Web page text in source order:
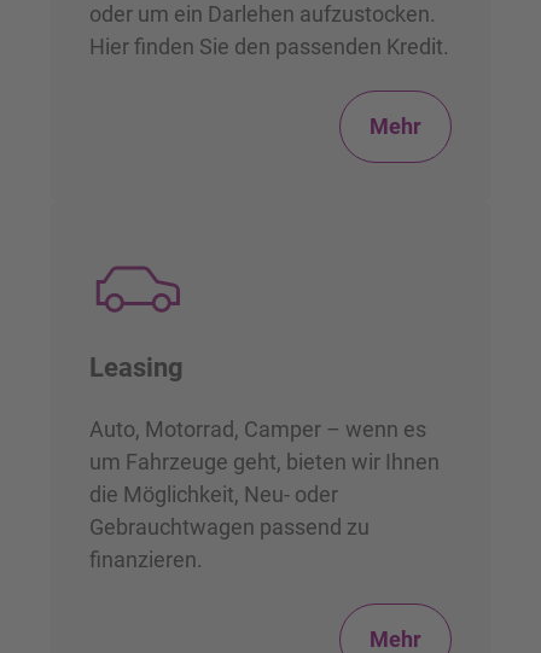
oder um ein Darlehen aufzustocken.
Hier finden Sie den passenden Kredit.
Mehr
Leasing
Auto, Motorrad, Camper – wenn es
um Fahrzeuge geht, bieten wir Ihnen
die Möglichkeit, Neu- oder
Gebrauchtwagen passend zu
finanzieren.
Mehr